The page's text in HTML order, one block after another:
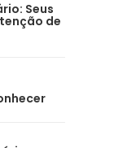
Seus
de